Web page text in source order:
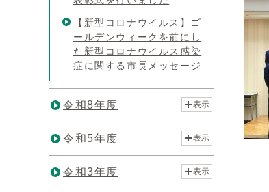
【新型コロナウイルス】ゴ
ールデンウィークを前にし
た新型コロナウイルス感染
症に関する市長メッセージ
令和8年度 表示
令和5年度 表示
令和3年度 表示